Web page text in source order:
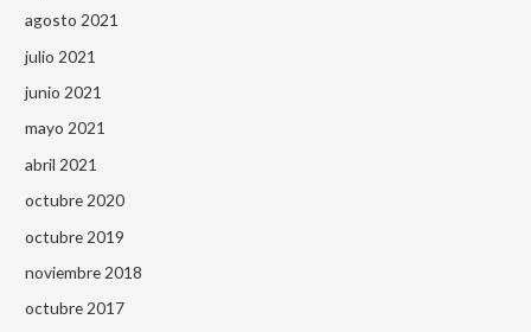
agosto 2021
julio 2021
junio 2021
mayo 2021
abril 2021
octubre 2020
octubre 2019
noviembre 2018
octubre 2017